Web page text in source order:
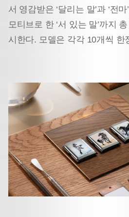
서 영감받은 ‘달리는 말’과 ‘전
모티브로 한 ‘서 있는 말’까지
시한다. 모델은 각각 10개씩 한